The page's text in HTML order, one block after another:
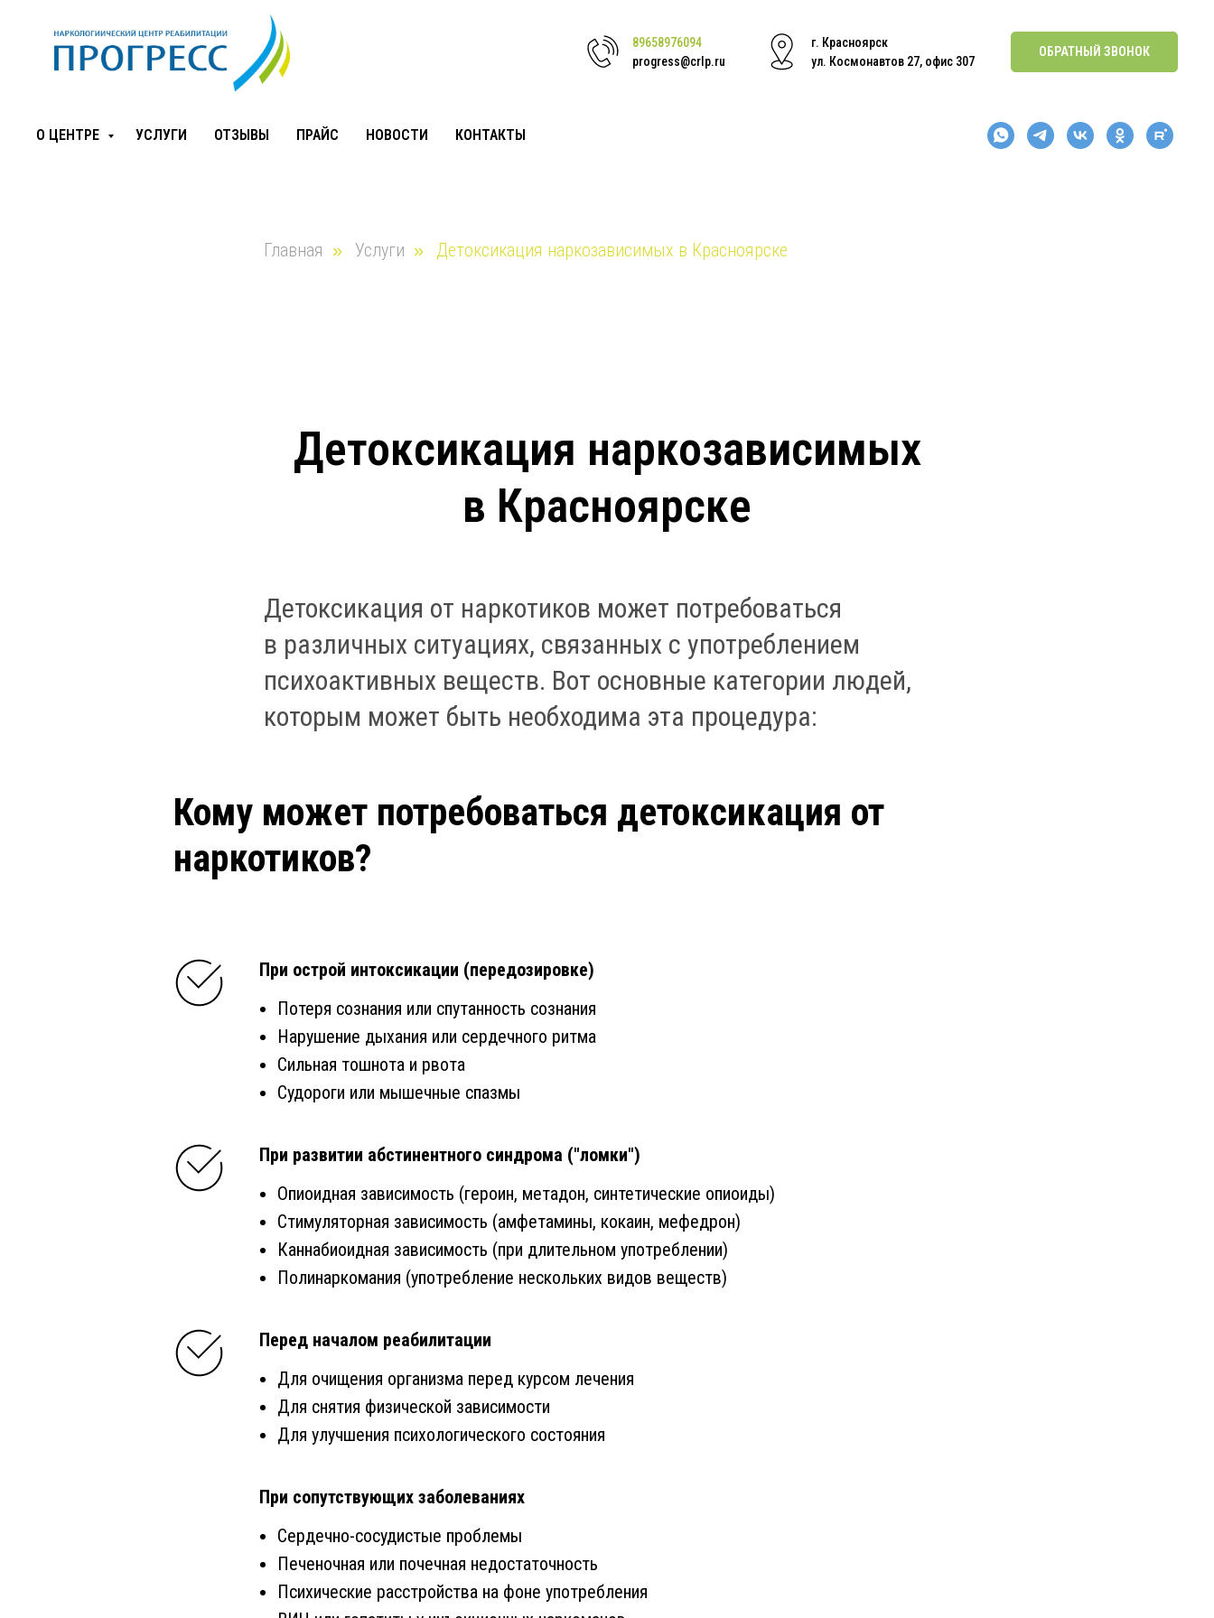
89658976094
progress@crlp.ru
г. Красноярск
ул. Космонавтов 27, офис 307
ОБРАТНЫЙ ЗВОНОК
О ЦЕНТРЕ УСЛУГИ ОТЗЫВЫ ПРАЙС НОВОСТИ КОНТАКТЫ
Главная » Услуги » Детоксикация наркозависимых в Красноярске
Детоксикация наркозависимых
в Красноярске
Детоксикация от наркотиков может потребоваться
в различных ситуациях, связанных с употреблением
психоактивных веществ. Вот основные категории людей,
которым может быть необходима эта процедура:
Кому может потребоваться детоксикация от
наркотиков?
При острой интоксикации (передозировке)
Потеря сознания или спутанность сознания
Нарушение дыхания или сердечного ритма
Сильная тошнота и рвота
Судороги или мышечные спазмы
При развитии абстинентного синдрома ("ломки")
Опиоидная зависимость (героин, метадон, синтетические опиоиды)
Стимуляторная зависимость (амфетамины, кокаин, мефедрон)
Каннабиоидная зависимость (при длительном употреблении)
Полинаркомания (употребление нескольких видов веществ)
Перед началом реабилитации
Для очищения организма перед курсом лечения
Для снятия физической зависимости
Для улучшения психологического состояния
При сопутствующих заболеваниях
Сердечно-сосудистые проблемы
Печеночная или почечная недостаточность
Психические расстройства на фоне употребления